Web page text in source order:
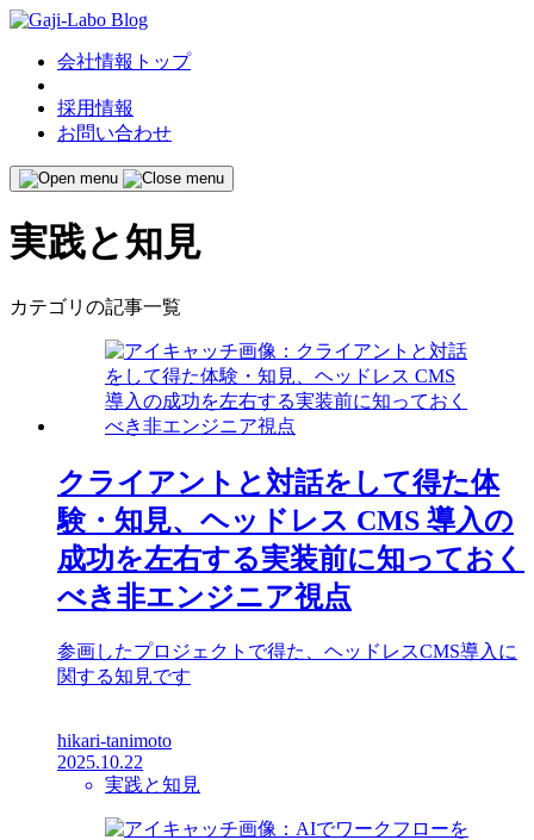
会社情報トップ
採用情報
お問い合わせ
実践と知見
カテゴリの記事一覧
クライアントと対話をして得た体
験・知見、ヘッドレス CMS 導入の
成功を左右する実装前に知っておく
べき非エンジニア視点
参画したプロジェクトで得た、ヘッドレスCMS導入に
関する知見です
hikari-tanimoto
2025.10.22
実践と知見